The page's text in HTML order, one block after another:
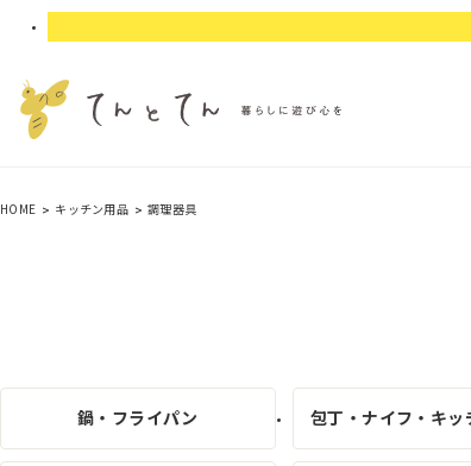
HOME キッチン用品 調理器具
鍋・フライパン 包丁・ナイフ・キッ